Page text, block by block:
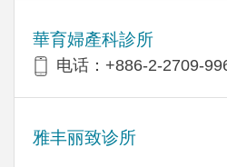
華育婦產科診所
电话：+886-2-2709-
雅丰丽致诊所